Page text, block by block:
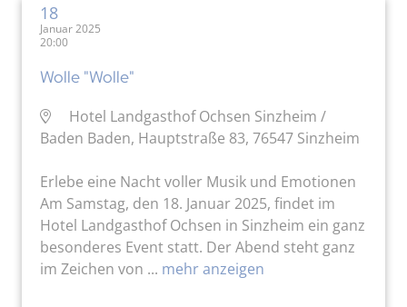
18
Januar 2025
20:00
Wolle "Wolle"
Hotel Landgasthof Ochsen Sinzheim /
Baden Baden, Hauptstraße 83, 76547 Sinzheim
Erlebe eine Nacht voller Musik und Emotionen
Am Samstag, den 18. Januar 2025, findet im
Hotel Landgasthof Ochsen in Sinzheim ein ganz
besonderes Event statt. Der Abend steht ganz
im Zeichen von ... mehr anzeigen